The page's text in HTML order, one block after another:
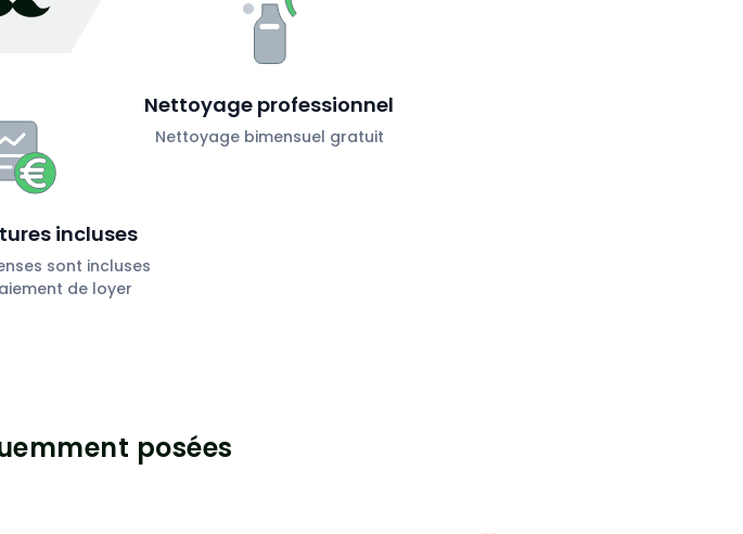
Nettoyage professionnel
Nettoyage bimensuel gratuit
incluses
sont incluses
de loyer
posées